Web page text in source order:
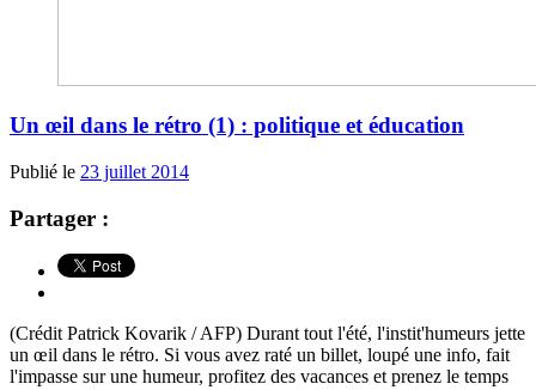
Un œil dans le rétro (1) : politique et éducation
Publié le 23 juillet 2014
Partager :
(Crédit Patrick Kovarik / AFP) Durant tout l'été, l'instit'humeurs jette
un œil dans le rétro. Si vous avez raté un billet, loupé une info, fait
l'impasse sur une humeur, profitez des vacances et prenez le temps